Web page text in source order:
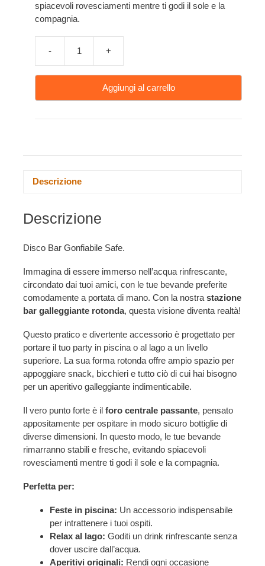
spiacevoli rovesciamenti mentre ti godi il sole e la
compagnia.
- +
Aggiungi al carrello
Descrizione
Descrizione
Disco Bar Gonfiabile Safe.
Immagina di essere immerso nell’acqua rinfrescante,
circondato dai tuoi amici, con le tue bevande preferite
comodamente a portata di mano. Con la nostra stazione
bar galleggiante rotonda, questa visione diventa realtà!
Questo pratico e divertente accessorio è progettato per
portare il tuo party in piscina o al lago a un livello
superiore. La sua forma rotonda offre ampio spazio per
appoggiare snack, bicchieri e tutto ciò di cui hai bisogno
per un aperitivo galleggiante indimenticabile.
Il vero punto forte è il foro centrale passante, pensato
appositamente per ospitare in modo sicuro bottiglie di
diverse dimensioni. In questo modo, le tue bevande
rimarranno stabili e fresche, evitando spiacevoli
rovesciamenti mentre ti godi il sole e la compagnia.
Perfetta per:
Feste in piscina: Un accessorio indispensabile
per intrattenere i tuoi ospiti.
Relax al lago: Goditi un drink rinfrescante senza
dover uscire dall’acqua.
Aperitivi originali: Rendi ogni occasione